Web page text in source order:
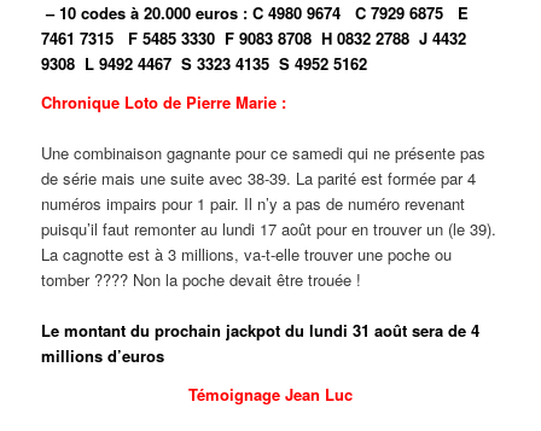
– 10 codes à 20.000 euros :C 4980 9674C 7929 6875 E
7461 7315 F 5485 3330 F 9083 8708H 0832 2788J 4432
9308 L 9492 4467S 3323 4135S 4952 5162
Chronique Loto de Pierre Marie :
Une combinaison gagnante pour ce samedi qui ne présente pas
de série mais une suite avec 38-39. La parité est formée par 4
numéros impairs pour 1 pair. Il n’y a pas de numéro revenant
puisqu’il faut remonter au lundi 17 août pour en trouver un (le 39).
La cagnotte est à 3 millions, va-t-elle trouver une poche ou
tomber ???? Non la poche devait être trouée !
Le montant du prochain jackpot du lundi 31 août sera de 4
millions d’euros
Témoignage Jean Luc